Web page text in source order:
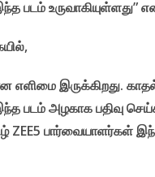
உருவாகியுள்ளது”
எளிமை இருக்கிறது.
படம் அழகாக பதிவு
ZEE5 பார்வையாளர்கள்